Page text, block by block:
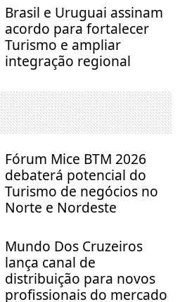
Brasil e Uruguai assinam
acordo para fortalecer
Turismo e ampliar
integração regional
Fórum Mice BTM 2026
debaterá potencial do
Turismo de negócios no
Norte e Nordeste
Mundo Dos Cruzeiros
lança canal de
distribuição para novos
profissionais do mercado